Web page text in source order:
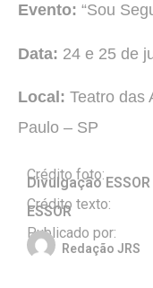
Evento: “Sou
Data: 24 e 25 de
Local: Teatro das
Paulo – SP
Crédito foto:
Divulgação ESSOR
Crédito texto:
ESSOR
Publicado por:
Redação JRS